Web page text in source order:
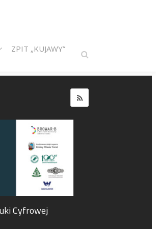
ZPIT „KUJAWY”
Cyfrowej